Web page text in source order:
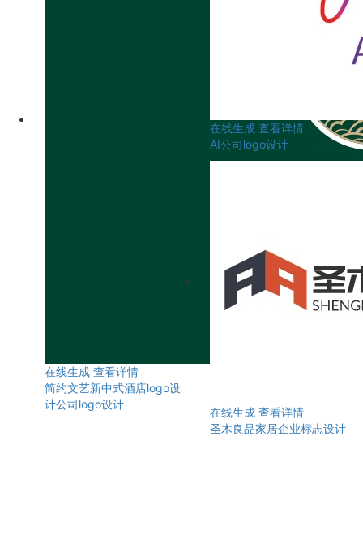
在线生成 查看详情
简约文艺新中式酒店logo设
计公司logo设计
在线生成 查看详情
AI公司logo设计
在线生成 查看详情
圣木良品家居企业标志设计